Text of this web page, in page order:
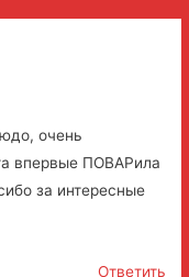
очень
впервые ПОВАРила
за интересные
Ответить